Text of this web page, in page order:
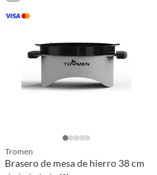
Tromen
Brasero de mesa de hierro 38 cm